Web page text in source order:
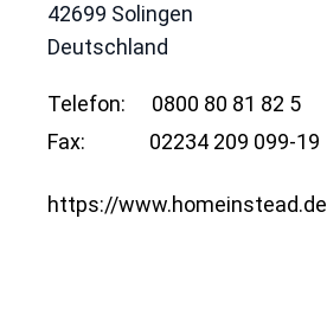
42699 Solingen
Deutschland
Telefon:
0800 80 81 82 5
Fax:
02234 209 099-19
https://www.homeinstead.de